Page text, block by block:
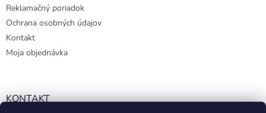
Reklamačný poriadok
Ochrana osobných údajov
Kontakt
Moja objednávka
KONTAKT